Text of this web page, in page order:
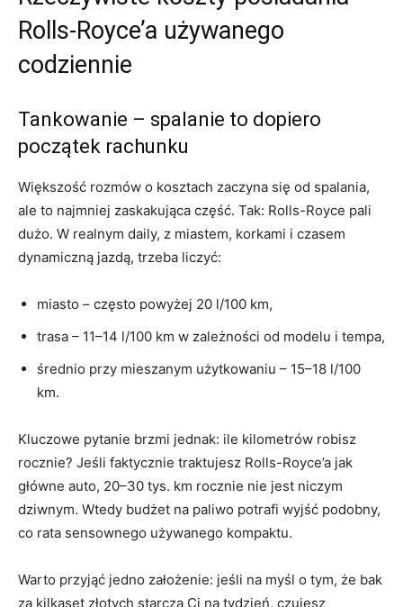
Rolls-Royce’a używanego
codziennie
Tankowanie – spalanie to dopiero
początek rachunku
Większość rozmów o kosztach zaczyna się od spalania,
ale to najmniej zaskakująca część. Tak: Rolls-Royce pali
dużo. W realnym daily, z miastem, korkami i czasem
dynamiczną jazdą, trzeba liczyć:
miasto – często powyżej 20 l/100 km,
trasa – 11–14 l/100 km w zależności od modelu i tempa,
średnio przy mieszanym użytkowaniu – 15–18 l/100
km.
Kluczowe pytanie brzmi jednak: ile kilometrów robisz
rocznie? Jeśli faktycznie traktujesz Rolls-Royce’a jak
główne auto, 20–30 tys. km rocznie nie jest niczym
dziwnym. Wtedy budżet na paliwo potrafi wyjść podobny,
co rata sensownego używanego kompaktu.
Warto przyjąć jedno założenie: jeśli na myśl o tym, że bak
za kilkaset złotych starcza Ci na tydzień, czujesz